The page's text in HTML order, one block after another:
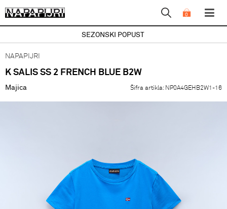
0
SEZONSKI POPUST
NAPAPIJRI
K SALIS SS 2 FRENCH BLUE B2W
Majica Šifra artikla: NP0A4GEHB2W1-16